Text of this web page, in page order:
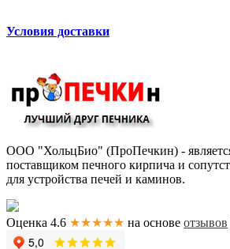
Условия доставки
ООО "ХольцБио" (ПроПечкин) -
поставщиком печного кирпича и
для устройства печей и каминов.
Оценка 4.6 ★★★★★ на основе отзывов